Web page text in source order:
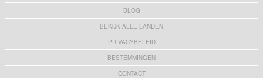
BLOG
BEKIJK ALLE LANDEN
PRIVACYBELEID
BESTEMMINGEN
CONTACT